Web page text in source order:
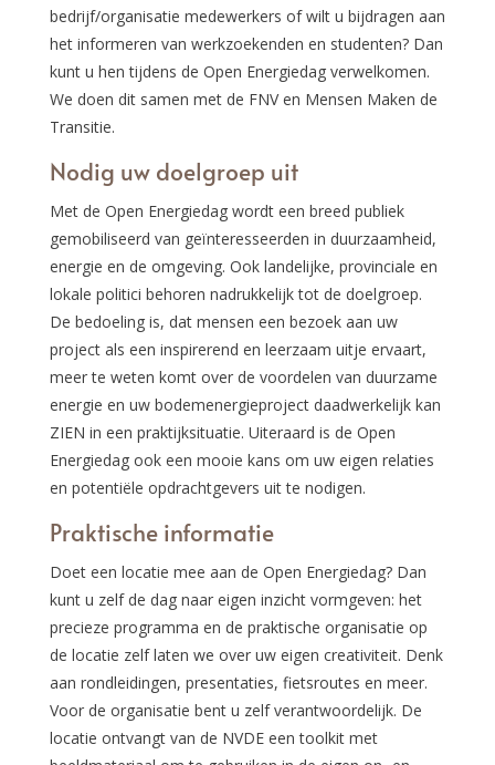
bedrijf/organisatie medewerkers of wilt u bijdragen aan
het informeren van werkzoekenden en studenten? Dan
kunt u hen tijdens de Open Energiedag verwelkomen.
We doen dit samen met de FNV en Mensen Maken de
Transitie.
Nodig uw doelgroep uit
Met de Open Energiedag wordt een breed publiek
gemobiliseerd van geïnteresseerden in duurzaamheid,
energie en de omgeving. Ook landelijke, provinciale en
lokale politici behoren nadrukkelijk tot de doelgroep.
De bedoeling is, dat mensen een bezoek aan uw
project als een inspirerend en leerzaam uitje ervaart,
meer te weten komt over de voordelen van duurzame
energie en uw bodemenergieproject daadwerkelijk kan
ZIEN in een praktijksituatie. Uiteraard is de Open
Energiedag ook een mooie kans om uw eigen relaties
en potentiële opdrachtgevers uit te nodigen.
Praktische informatie
Doet een locatie mee aan de Open Energiedag? Dan
kunt u zelf de dag naar eigen inzicht vormgeven: het
precieze programma en de praktische organisatie op
de locatie zelf laten we over uw eigen creativiteit. Denk
aan rondleidingen, presentaties, fietsroutes en meer.
Voor de organisatie bent u zelf verantwoordelijk. De
locatie ontvangt van de NVDE een toolkit met